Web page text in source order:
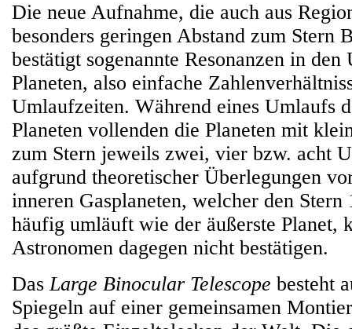
Die neue Aufnahme, die auch aus
besonders geringen Abstand zum Stern
bestätigt sogenannte Resonanzen in
Planeten, also einfache
Umlaufzeiten. Während eines Umlaufs
Planeten vollenden die Planeten mit
zum Stern jeweils zwei, vier bzw. acht
aufgrund theoretischer Überlegungen
inneren Gasplaneten, welcher den Stern
häufig umläuft wie der äußerste Planet,
Astronomen dagegen nicht bestätigen.
DasLarge Binocular Telescope besteht
Spiegeln auf einer gemeinsamen